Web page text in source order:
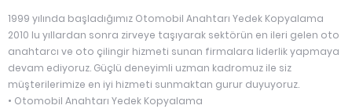
1999 yılında başladığımız Otomobil Anahtarı Yedek Kopyalama
2010 lu yıllardan sonra zirveye taşıyarak sektörün en ileri gelen oto
anahtarcı ve oto çilingir hizmeti sunan firmalara liderlik yapmaya
devam ediyoruz. Güçlü deneyimli uzman kadromuz ile siz
müşterilerimize en iyi hizmeti sunmaktan gurur duyuyoruz.
• Otomobil Anahtarı Yedek Kopyalama